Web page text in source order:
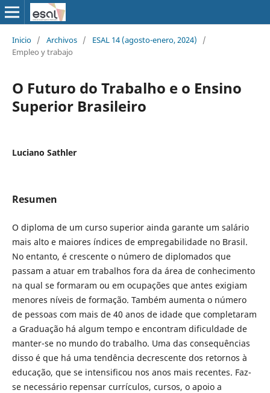
Inicio / Archivos / ESAL 14 (agosto-enero, 2024)
/
Empleo y trabajo
O Futuro do Trabalho e o Ensino
Superior Brasileiro
Luciano Sathler
Resumen
O diploma de um curso superior ainda garante um salário
mais alto e maiores índices de empregabilidade no Brasil.
No entanto, é crescente o número de diplomados que
passam a atuar em trabalhos fora da área de conhecimento
na qual se formaram ou em ocupações que antes exigiam
menores níveis de formação. Também aumenta o número
de pessoas com mais de 40 anos de idade que completaram
a Graduação há algum tempo e encontram dificuldade de
manter-se no mundo do trabalho. Uma das consequências
disso é que há uma tendência decrescente dos retornos à
educação, que se intensificou nos anos mais recentes. Faz-
se necessário repensar currículos, cursos, o apoio a